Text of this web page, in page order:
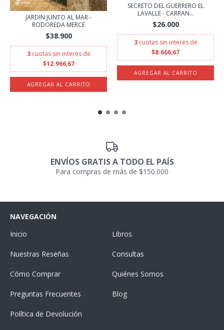
JARDIN JUNTO AL MAR -
RODOREDA MERCE
$38.900
3 cuotas sin interés de
$12.966,67
SECRETO DEL GUERRERO EL
LAVALLE - CARRAN...
$26.000
3 cuotas sin interés de
$8.666,67
ENVÍOS GRATIS A TODO EL PAÍS
Para compras de más de $150.000
NAVEGACIÓN
Inicio
Libros
Nuestras Reseñas Consultas
Cómo Comprar Quiénes Somos
Preguntas Frecuentes Blog
Política de Devolución